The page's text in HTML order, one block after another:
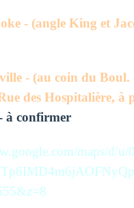
- (angle King et
- (au coin du Boul.
des Hospitalière, à
à confirmer
maps/d/u/